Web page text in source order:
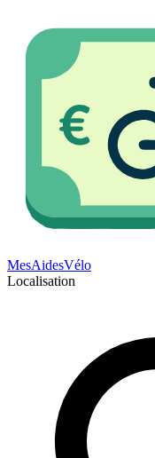
MesAidesVélo
Localisation